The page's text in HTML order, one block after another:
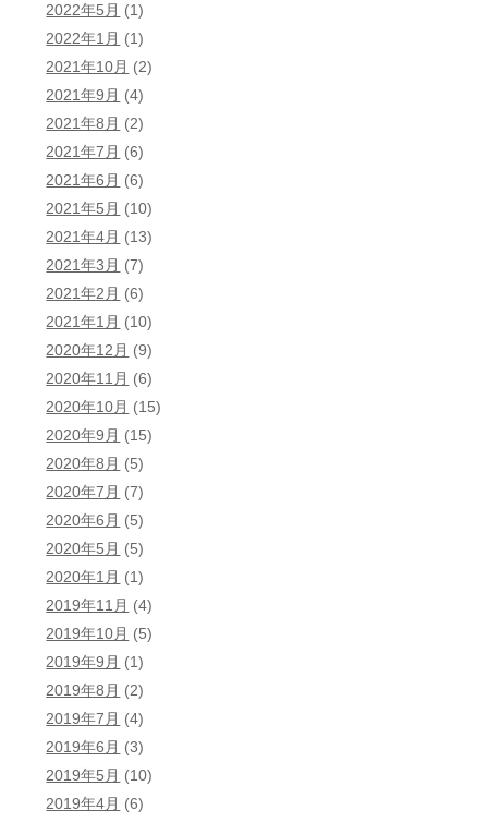
2022年5月 (1)
2022年1月 (1)
2021年10月 (2)
2021年9月 (4)
2021年8月 (2)
2021年7月 (6)
2021年6月 (6)
2021年5月 (10)
2021年4月 (13)
2021年3月 (7)
2021年2月 (6)
2021年1月 (10)
2020年12月 (9)
2020年11月 (6)
2020年10月 (15)
2020年9月 (15)
2020年8月 (5)
2020年7月 (7)
2020年6月 (5)
2020年5月 (5)
2020年1月 (1)
2019年11月 (4)
2019年10月 (5)
2019年9月 (1)
2019年8月 (2)
2019年7月 (4)
2019年6月 (3)
2019年5月 (10)
2019年4月 (6)